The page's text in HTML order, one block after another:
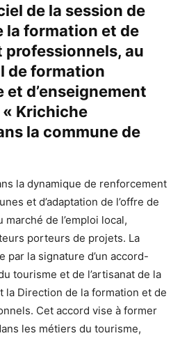
de la session de
la formation et de
professionnels, au
de formation
d’enseignement
Krichiche
la commune de
la dynamique de renforcement
et d’adaptation de l’offre de
de l’emploi local,
porteurs de projets. La
par la signature d’un accord-
tourisme et de l’artisanat de la
la Direction de la formation et de
Cet accord vise à former
les métiers du tourisme,